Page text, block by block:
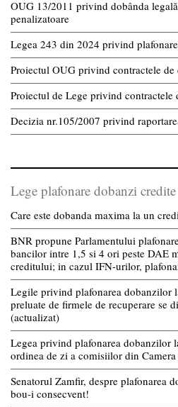
OUG 13/2011 privind dobânda
penalizatoare
Legea 243 din 2024 privind
Proiectul OUG privind contractele de
Proiectul de Lege privind contractele
Decizia nr.105/2007 privind
Lege plafonare dobanzi credite
Care este dobanda maxima la un
BNR propune Parlamentului
bancilor intre 1,5 si 4 ori peste DAE
creditului; in cazul IFN-urilor,
Legile privind plafonarea dobanzilor
preluate de firmele de recuperare se
(actualizat)
Legea privind plafonarea dobanzilor
ordinea de zi a comisiilor din
Senatorul Zamfir, despre plafonarea
bou-i consecvent!